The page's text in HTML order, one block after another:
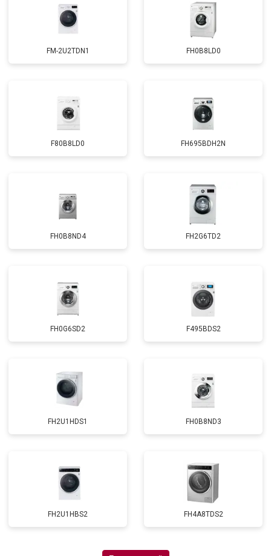
Замена прессостата от 3350 ₽
Замена сливного насоса от 3450 ₽ Заказать
Замена УБЛ от 2100 ₽
Замена приводного ремня от 2550 ₽
FM-2U2TDN1 FH0B8LD0
F80B8LD0 FH695BDH2N
FH0B8ND4 FH2G6TD2
FH0G6SD2 F495BDS2
FH2U1HDS1 FH0B8ND3
FH2U1HBS2 FH4A8TDS2